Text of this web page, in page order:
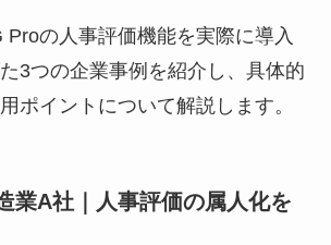
Proの人事評価機能を実際に導入
3つの企業事例を紹介し、具体的
ポイントについて解説します。
業A社｜人事評価の属人化を